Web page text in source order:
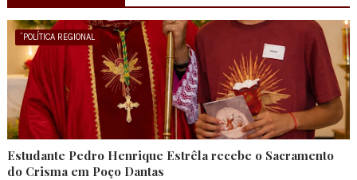
´POLÍTICA REGIONAL
Estudante Pedro Henrique Estrêla recebe o Sacramento
do Crisma em Poço Dantas